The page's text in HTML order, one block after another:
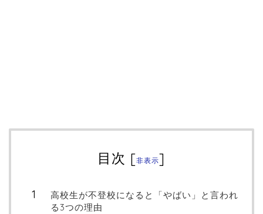
目次 [非表示]
高校生が不登校になると「やばい」と言われ
る3つの理由